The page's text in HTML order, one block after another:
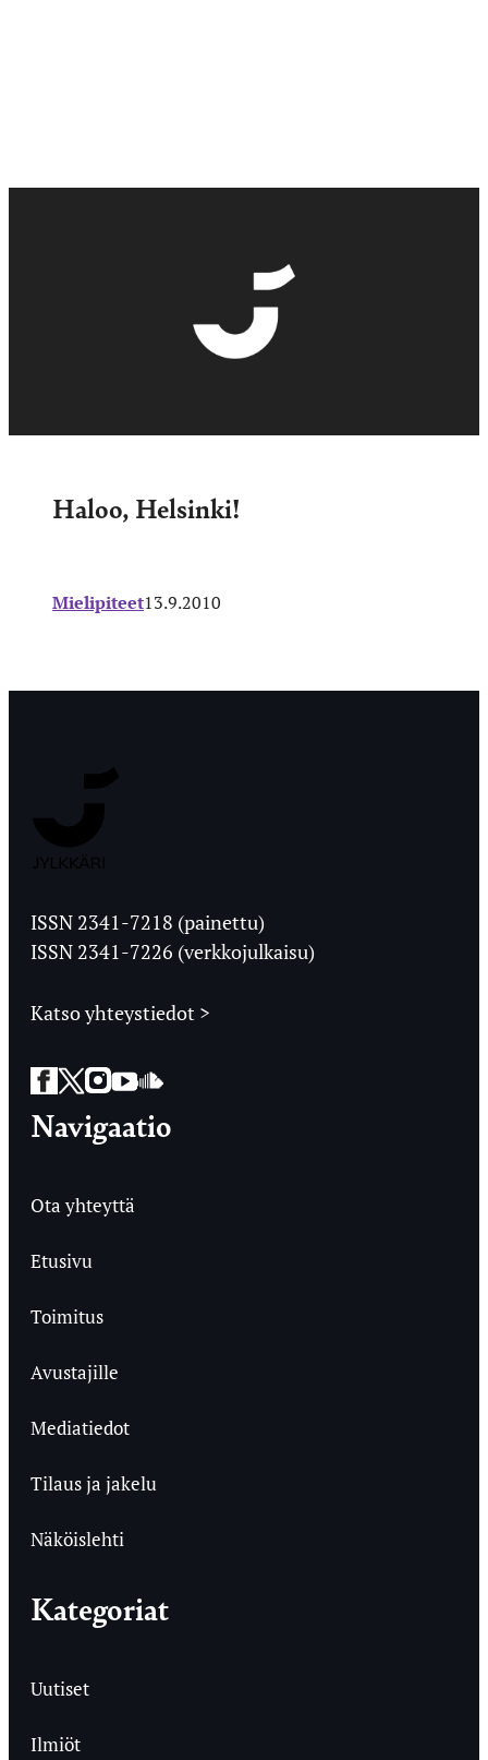
Haloo, Helsinki!
Mielipiteet13.9.2010
Ylioppilaslehti
ISSN 2341-7218 (painettu)
ISSN 2341-7226 (verkkojulkaisu)
Katso yhteystiedot >
Facebook
Twitter
Instagram
YouTube
SoundCloud
Navigaatio
Ota yhteyttä
Etusivu
Toimitus
Avustajille
Mediatiedot
Tilaus ja jakelu
Näköislehti
Kategoriat
Uutiset
Ilmiöt